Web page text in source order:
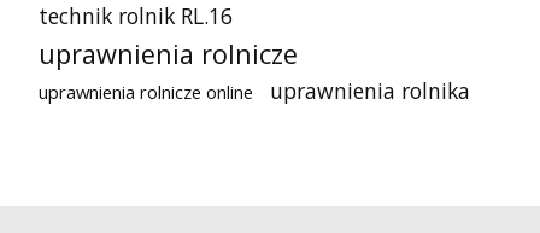
technik rolnik RL.16
uprawnienia rolnicze
uprawnienia rolnicze online uprawnienia rolnika